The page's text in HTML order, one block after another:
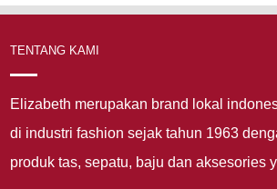
TENTANG KAMI
Elizabeth merupakan brand lokal
di industri fashion sejak tahun 1963
produk tas, sepatu, baju dan aksesories